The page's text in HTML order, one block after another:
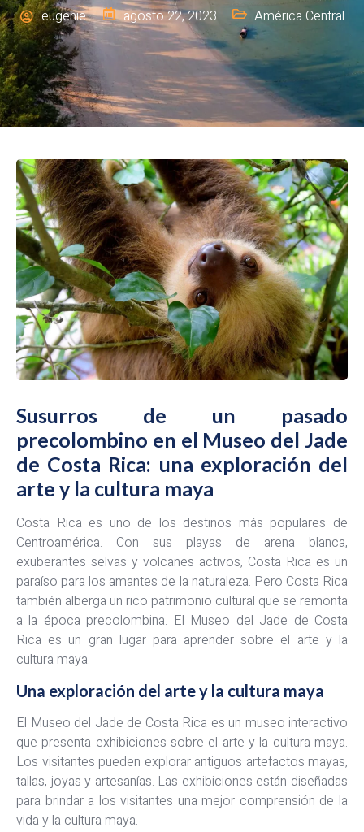
eugenie agosto 22, 2023 América Central
Susurros de un pasado
precolombino en el Museo del Jade
de Costa Rica: una exploración del
arte y la cultura maya
Costa Rica es uno de los destinos más populares de
Centroamérica. Con sus playas de arena blanca,
exuberantes selvas y volcanes activos, Costa Rica es un
paraíso para los amantes de la naturaleza. Pero Costa Rica
también alberga un rico patrimonio cultural que se remonta
a la época precolombina. El Museo del Jade de Costa
Rica es un gran lugar para aprender sobre el arte y la
cultura maya.
Una exploración del arte y la cultura maya
El Museo del Jade de Costa Rica es un museo interactivo
que presenta exhibiciones sobre el arte y la cultura maya.
Los visitantes pueden explorar antiguos artefactos mayas,
tallas, joyas y artesanías. Las exhibiciones están diseñadas
para brindar a los visitantes una mejor comprensión de la
vida y la cultura maya.